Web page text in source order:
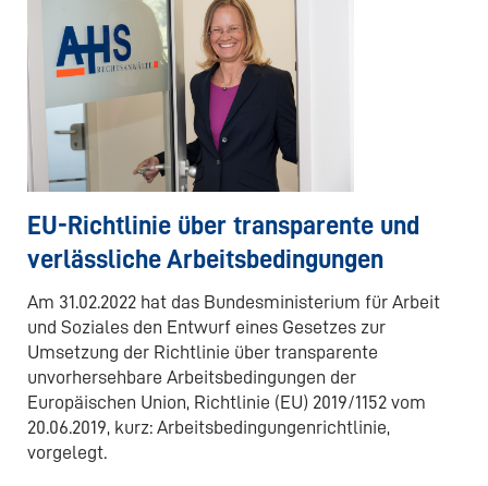
EU-Richtlinie über transparente und
verlässliche Arbeitsbedingungen
Am 31.02.2022 hat das Bundesministerium für Arbeit
und Soziales den Entwurf eines Gesetzes zur
Umsetzung der Richtlinie über transparente
unvorhersehbare Arbeitsbedingungen der
Europäischen Union, Richtlinie (EU) 2019/1152 vom
20.06.2019, kurz: Arbeitsbedingungenrichtlinie,
vorgelegt.